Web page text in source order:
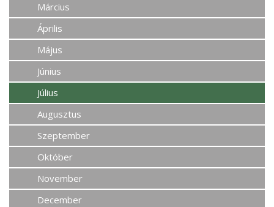
Március
Április
Május
Június
Július
Augusztus
Szeptember
Október
November
December